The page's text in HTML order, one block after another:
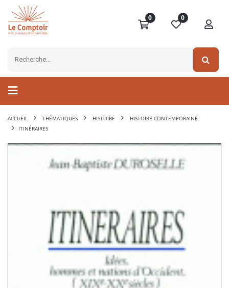
0 0
ACCUEIL THÉMATIQUES HISTOIRE
HISTOIRE CONTEMPORAINE
ITINÉRAIRES